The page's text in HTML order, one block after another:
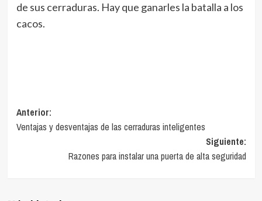
de sus cerraduras. Hay que ganarles la batalla a los
cacos.
Navegación
de
entradas
Anterior:
Ventajas y desventajas de las cerraduras inteligentes
Siguiente:
Razones para instalar una puerta de alta seguridad